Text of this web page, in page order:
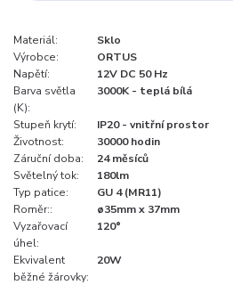
Materiál:
Sklo
Výrobce:
ORTUS
Napětí:
12V DC 50 Hz
Barva světla
(K):
3000K - teplá bílá
Stupeň krytí:
IP20 - vnitřní prostor
Životnost:
30000 hodin
Záruční doba:
24 měsíců
Světelný tok:
180lm
Typ patice:
GU 4 (MR11)
Roměr::
ø35mm x 37mm
Vyzařovací
úhel:
120°
Ekvivalent
běžné žárovky:
20W